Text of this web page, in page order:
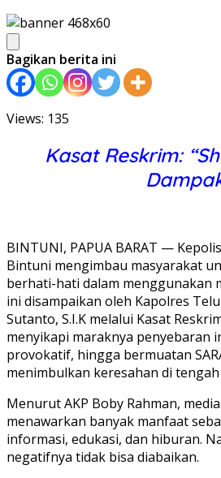
Bagikan berita ini
Views: 135
Kasat Reskrim:
BINTUNI, PAPUA BARAT —
Bintuni mengimbau masyarakat
berhati-hati dalam menggunakan
ini disampaikan oleh Kapolres
Sutanto, S.I.K melalui Kasat
menyikapi maraknya penyebaran
provokatif, hingga bermuatan
menimbulkan keresahan di
Menurut AKP Boby Rahman,
menawarkan banyak manfaat
informasi, edukasi, dan hiburan.
negatifnya tidak bisa diabaikan.